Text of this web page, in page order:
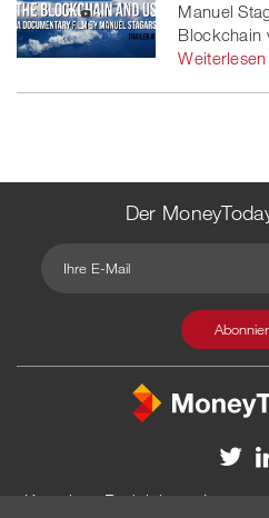
Manuel
Blockchain
Weiterlesen
Der
Kontakt Redaktion